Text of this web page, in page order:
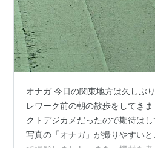
オナガ 今日の関東地方は久しぶ
レワーク前の朝の散歩をしてき
クトデジカメだったので期待はし
写真の「オナガ」が撮りやすい